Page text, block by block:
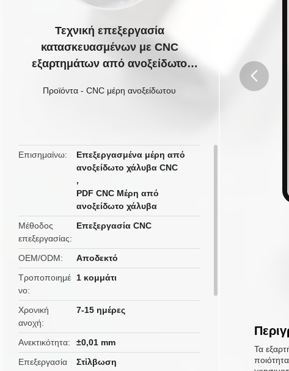
Τεχνική επεξεργασία
κατασκευασμένων με CNC
εξαρτημάτων από ανοξείδωτο
Προϊόντα - CNC μέρη ανοξείδωτου
Επισημαίνω
Επεξεργασμένα μέρη από
ανοξείδωτο χάλυβα CNC
,
PDF CNC Μέρη από
ανοξείδωτο χάλυβα
Μέθοδος
επεξεργασίας
Επεξεργασία CNC
OEM/ODM
Αποδεκτό
Τροποποιημέ
νο
1 κομμάτι
Χρονική
ανοχή
7-15 ημέρες
Ανεκτικότητα
±0,01 mm
Επεξεργασία
Στίλβωση
Τα